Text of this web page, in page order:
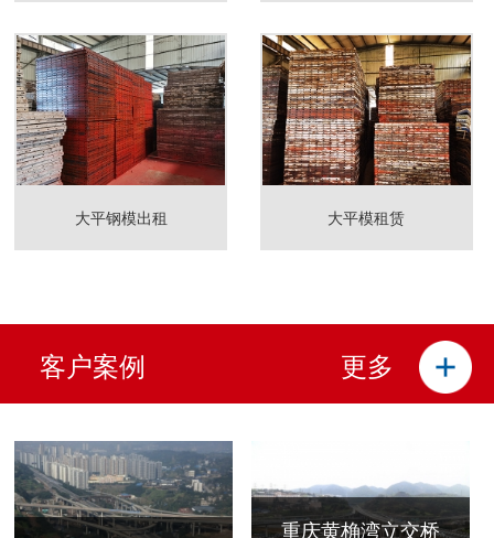
大平钢模出租 大平模租赁
客户案例 更多
重庆黄桷湾立交桥